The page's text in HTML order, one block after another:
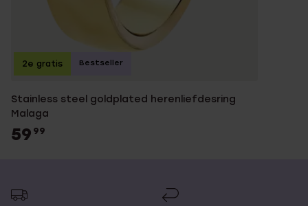
Stainless steel goldplated herenliefdesring
Malaga
59 99
2e gratis Bestseller